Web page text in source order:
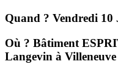
Quand ? Vendredi 10
Où ? Bâtiment
Langevin à Villeneuve